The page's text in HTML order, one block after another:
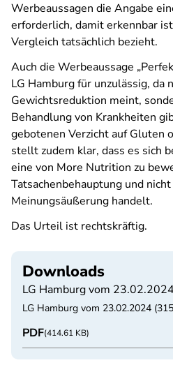
Werbeaussagen die Angabe
erforderlich, damit erkennbar
Vergleich tatsächlich bezieht.
Auch die Werbeaussage
LG Hamburg für unzulässig, da
Gewichtsreduktion meint,
Behandlung von Krankheiten
gebotenen Verzicht auf Gluten
stellt zudem klar, dass es sich
eine von More Nutrition zu
Tatsachenbehauptung und
Meinungsäußerung handelt.
Das Urteil ist rechtskräftig.
Downloads
LG Hamburg vom
LG Hamburg vom 23.02.2024
PDF(414.61 KB)